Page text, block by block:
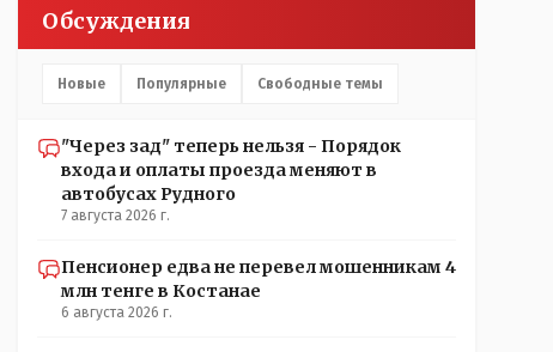
просто обстоятельства немного меняются по
сравнению с Назарбаевскими временами, власти
решили пощупать кошелёк населения, а это уже
неизвестная в уравнении взаимоотношений власти
пригодился бы!
Обсуждения
Новые Популярные Свободные темы
"Через зад" теперь нельзя - Порядок
входа и оплаты проезда меняют в
автобусах Рудного
7 августа 2026 г.
Пенсионер едва не перевел мошенникам 4
млн тенге в Костанае
6 августа 2026 г.